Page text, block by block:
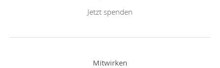
Jetzt spenden
Mitwirken